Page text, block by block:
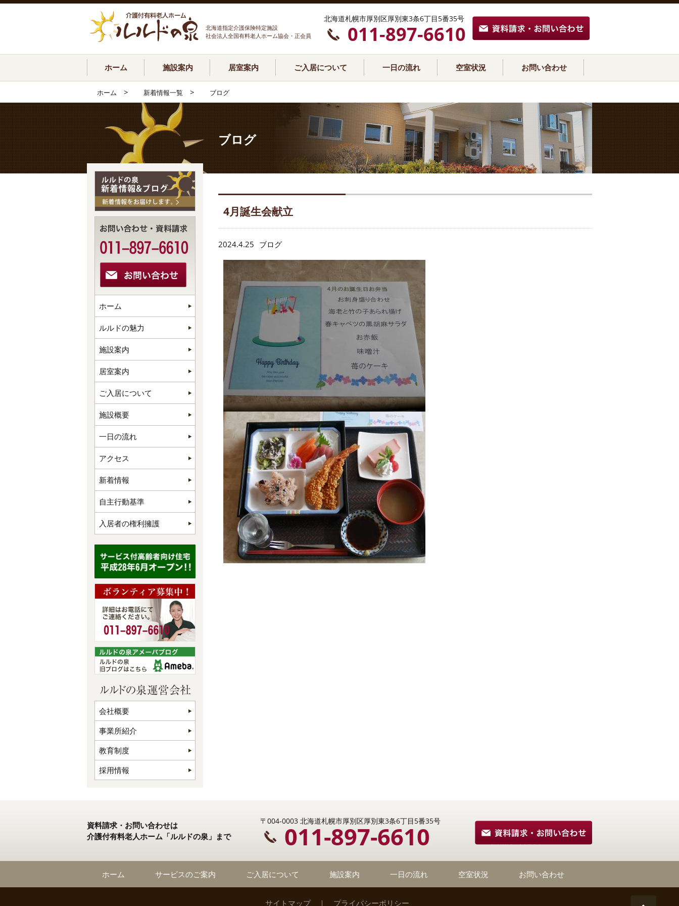
北海道指定介護保険特定施設
社会法人全国有料老人ホーム協会・正会員
北海道札幌市厚別区厚別東3条6丁目5番35号
011-897-6610
ホーム 施設案内 居室案内 ご入居について 一日の流れ 空室状況 お問い合わせ
ホーム > 新着情報一覧 > ブログ
ブログ
4月誕生会献立
2024.4.25 ブログ
ホーム
ルルドの魅力
施設案内
居室案内
ご入居について
施設概要
一日の流れ
アクセス
新着情報
自主行動基準
入居者の権利擁護
会社概要
事業所紹介
教育制度
採用情報
資料請求・お問い合わせは
介護付有料老人ホーム「ルルドの泉」まで
〒004-0003 北海道札幌市厚別区厚別東3条6丁目5番35号
011-897-6610
ホーム サービスのご案内 ご入居について 施設案内 一日の流れ 空室状況 お問い合わせ
サイトマップ｜ プライバシーポリシー